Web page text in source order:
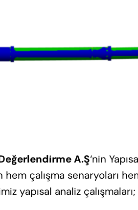
A.Ş‘nin
çalışma senaryoları
yapısal analiz çalışmaları;